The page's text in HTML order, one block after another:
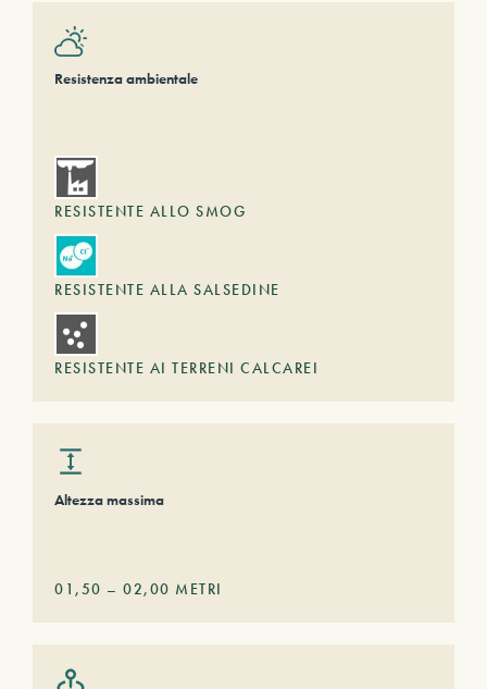
Resistenza ambientale
RESISTENTE ALLO SMOG
RESISTENTE ALLA SALSEDINE
RESISTENTE AI TERRENI CALCAREI
Altezza massima
01,50 – 02,00 METRI